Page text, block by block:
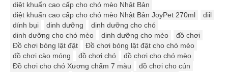
diệt khuẩn cao cấp cho chó mèo Nhật Bản
diệt khuẩn cao cấp cho chó mèo Nhật Bản JoyPet 270ml
diil
dính bụi
dinh dưỡng
dinh dưỡng cho chó
dinh dưỡng cho chó mèo
dinh dưỡng cho mèo
đồ chơi
Đồ chơi bóng lật đật
Đồ chơi bóng lật đật cho chó mèo
đồ chơi cào móng
đồ chơi chó
đồ chơi cho chó mèo
Đồ chơi cho chó Xương chấm 7 màu
đồ chơi cho cún